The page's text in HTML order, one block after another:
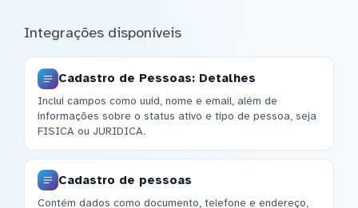
Integrações disponíveis
Cadastro de Pessoas: Detalhes
Inclui campos como uuid, nome e email, além de
informações sobre o status ativo e tipo de pessoa, seja
FISICA ou JURIDICA.
Cadastro de pessoas
Contém dados como documento, telefone e endereço,